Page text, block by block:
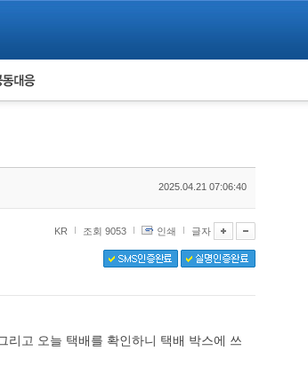
자 공동대응
2025.04.21 07:06:40
KR 조회 9053 인쇄 글자
리고 오늘 택배를 확인하니 택배 박스에 쓰